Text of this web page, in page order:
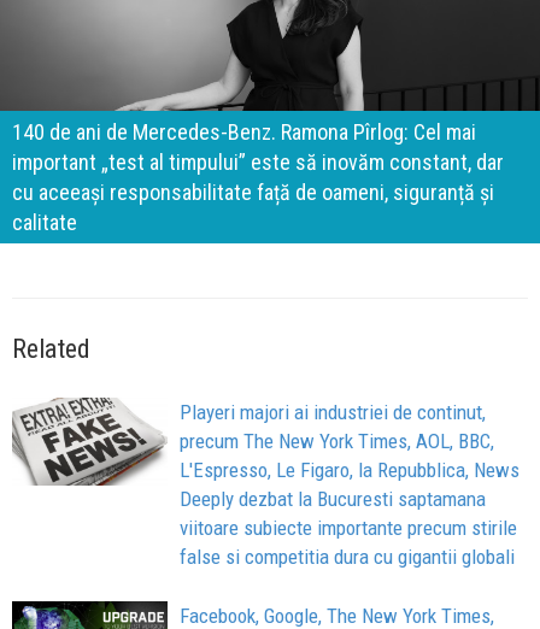
140 de ani de Mercedes-Benz. Ramona Pîrlog: Cel mai
important „test al timpului” este să inovăm constant, dar
cu aceeași responsabilitate față de oameni, siguranță și
calitate
Related
Playeri majori ai industriei de continut,
precum The New York Times, AOL, BBC,
L'Espresso, Le Figaro, la Repubblica, News
Deeply dezbat la Bucuresti saptamana
viitoare subiecte importante precum stirile
false si competitia dura cu gigantii globali
Facebook, Google, The New York Times,